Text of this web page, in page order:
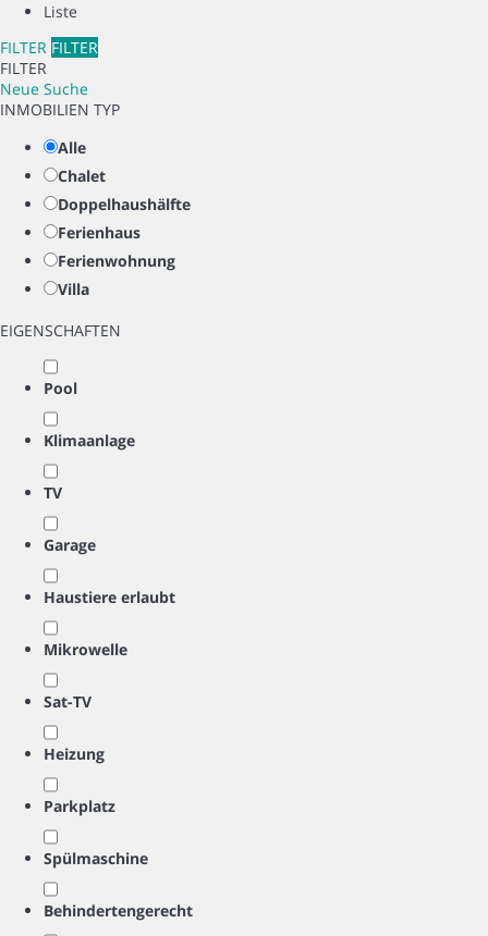
Liste
FILTER FILTER
FILTER
Neue Suche
INMOBILIEN TYP
Alle
Chalet
Doppelhaushälfte
Ferienhaus
Ferienwohnung
Villa
EIGENSCHAFTEN
Pool
Klimaanlage
TV
Garage
Haustiere erlaubt
Mikrowelle
Sat-TV
Heizung
Parkplatz
Spülmaschine
Behindertengerecht